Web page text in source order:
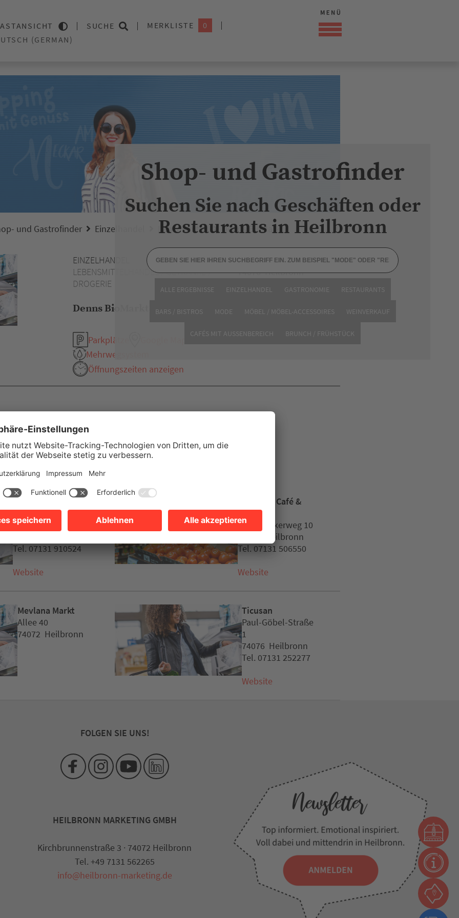
SUCHE MERKLISTE 0
Shop- und Gastrofinder
Suchen Sie nach Geschäften oder
Restaurants in Heilbronn
ALLE ERGEBNISSE EINZELHANDEL GASTRONOMIE RESTAURANTS
BARS / BISTROS MODE MÖBEL / MÖBEL-ACCESSOIRES WEINVERKAUF
CAFÉS MIT AUSSENBEREICH BRUNCH / FRÜHSTÜCK
und Gastrofinder Einzelhandel Lebensmittel Denns BioMarkt
EINZELHANDEL
LEBENSMITTELHANDEL / GETRÄNKE /
DROGERIE
Denns BioMarkt
Parkplätze
Mehrwegsystem
Öffnungszeiten anzeigen
Gottlieb-Daimler-Straße 9
74076 Heilbronn
Website
Empfehlungen
Alldrink
Würzburger Straße
4S
Tel. 07131 910524
Website
Hofladen Café &
Wein
Hüttenäckerweg 10
74081 Heilbronn
Tel. 07131 506550
Website
Mevlana Markt
Allee 40
74072 Heilbronn
Ticusan
Paul-Göbel-Straße
1
74076 Heilbronn
Tel. 07131 252277
Website
FOLGEN SIE UNS!
HEILBRONN MARKETING GMBH
Kirchbrunnenstraße 3 · 74072 Heilbronn
Tel. +49 7131 562265
info@heilbronn-marketing.de